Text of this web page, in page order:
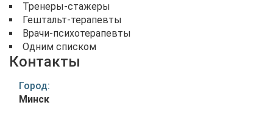
Тренеры-стажеры
Гештальт-терапевты
Врачи-психотерапевты
Одним списком
Контакты
Город:
Минск